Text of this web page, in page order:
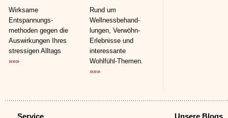
Wirksame
Entspannungs­
methoden gegen die
Auswirkungen Ihres
stressigen Alltags
»»»
Rund um
Wellnessbehand­
lungen, Verwöhn-
Erlebnisse und
interessante
Wohlfühl-Themen.
»»»
Service Unsere Blogs